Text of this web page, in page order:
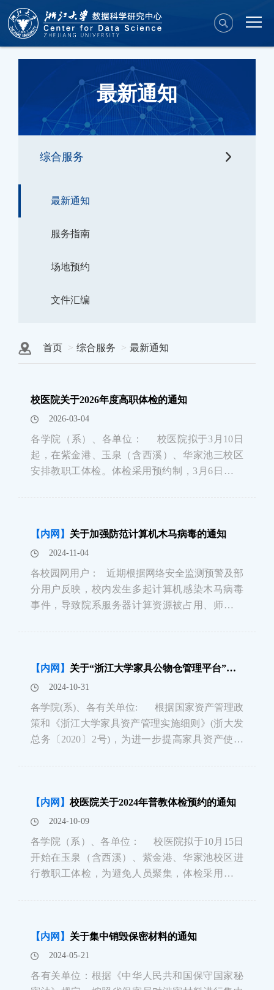
最新通知
综合服务
最新通知
服务指南
场地预约
文件汇编
首页 综合服务 最新通知
校医院关于2026年度高职体检的通知
2026-03-04
各学院（系）、各单位： 校医院拟于3月10日
起，在紫金港、玉泉（含西溪）、华家池三校区
安排教职工体检。体检采用预约制，3月6日起各
【内网】 关于加强防范计算机木马病毒的通知
2024-11-04
各校园网用户： 近期根据网络安全监测预警及部
分用户反映，校内发生多起计算机感染木马病毒
事件，导致院系服务器计算资源被占用、师生学
课题组服务器
【内网】 关于“浙江大学家具公物仓管理平台”上线的通知
2024-10-31
各学院(系)、各有关单位: 根据国家资产管理政
策和《浙江大学家具资产管理实施细则》(浙大发
总务〔2020〕2号)，为进一步提高家具资产使用
【内网】 校医院关于2024年普教体检预约的通知
2024-10-09
各学院（系）、各单位： 校医院拟于10月15日
开始在玉泉（含西溪）、紫金港、华家池校区进
行教职工体检，为避免人员聚集，体检采用预约
【内网】 关于集中销毁保密材料的通知
2024-05-21
各有关单位：根据《中华人民共和国保守国家秘